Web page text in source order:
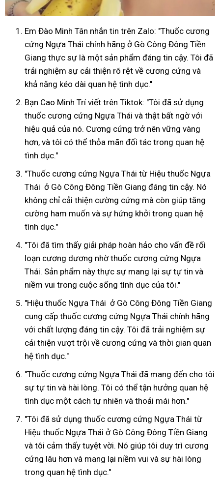
Em Đào Minh Tân nhắn tin trên Zalo: "Thuốc cương
cứng Ngựa Thái chính hãng ở Gò Công Đông Tiền
Giang thực sự là một sản phẩm đáng tin cậy. Tôi đã
trải nghiệm sự cải thiện rõ rệt về cương cứng và
khả năng kéo dài quan hệ tình dục."
Bạn Cao Minh Trí viết trên Tiktok: "Tôi đã sử dụng
thuốc cương cứng Ngựa Thái và thật bất ngờ với
hiệu quả của nó. Cương cứng trở nên vững vàng
hơn, và tôi có thể thỏa mãn đối tác trong quan hệ
tình dục."
"Thuốc cương cứng Ngựa Thái từ Hiệu thuốc Ngựa
Thái ở Gò Công Đông Tiền Giang đáng tin cậy. Nó
không chỉ cải thiện cường cứng mà còn giúp tăng
cường ham muốn và sự hứng khởi trong quan hệ
tình dục."
"Tôi đã tìm thấy giải pháp hoàn hảo cho vấn đề rối
loạn cương dương nhờ thuốc cương cứng Ngựa
Thái. Sản phẩm này thực sự mang lại sự tự tin và
niềm vui trong cuộc sống tình dục của tôi."
"Hiệu thuốc Ngựa Thái ở Gò Công Đông Tiền Giang
cung cấp thuốc cương cứng Ngựa Thái chính hãng
với chất lượng đáng tin cậy. Tôi đã trải nghiệm sự
cải thiện vượt trội về cương cứng và thời gian quan
hệ tình dục."
"Thuốc cương cứng Ngựa Thái đã mang đến cho tôi
sự tự tin và hài lòng. Tôi có thể tận hưởng quan hệ
tình dục một cách tự nhiên và thoải mái hơn."
"Tôi đã sử dụng thuốc cương cứng Ngựa Thái từ
Hiệu thuốc Ngựa Thái ở Gò Công Đông Tiền Giang
và tôi cảm thấy tuyệt vời. Nó giúp tôi duy trì cương
cứng lâu hơn và mang lại niềm vui và sự hài lòng
trong quan hệ tình dục."